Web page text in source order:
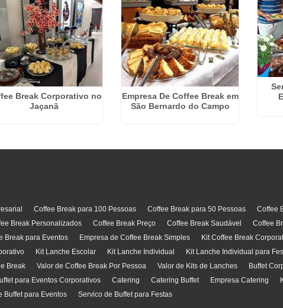
Break Corporativo no
Jaçanã
Empresa De Coffee Break em
São Bernardo do Campo
Coffee Break para 100 Pessoas Coffee Break para 50 Pessoas Coffee
Break Personalizados Coffee Break Preço Coffee Break Saudável Coffee
Break para Eventos Empresa de Coffee Break Simples Kit Coffee Break
Kit Lanche Escolar Kit Lanche Individual Kit Lanche Individual para
Break Valor de Coffee Break Por Pessoa Valor de Kits de Lanches Buffet
para Eventos Corporativos Catering Catering Buffet Empresa Catering
Buffet para Eventos Servico de Buffet para Festas